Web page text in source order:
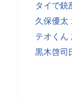
タイで銃
久保優太
テオくん
黒木啓司